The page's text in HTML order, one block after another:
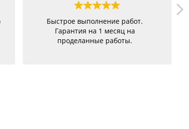
Очень довольна работой
сервиса,делают очень
качественно,вовремя,нормальные